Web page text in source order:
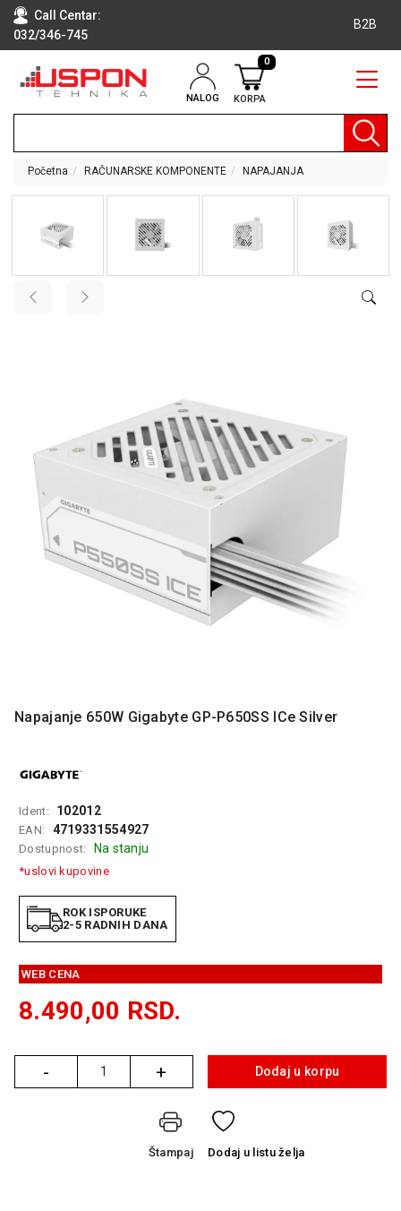
Call Centar:
032/346-745
B2B
NALOG KORPA
0
RAČUNARI
TEHNIKA
OPREMA
AUDIO,
VIDEO
DODATNA
OPREMA
MOBILNI I
FIKSNI
TELEFONI
RAČUNARSKE
KOMPONENTE
PERIFERIJE
GAMING
EELEKTRO
ZAŠTITA
SOLARNI
SISTEMI
OPREMA
ŠTAMPAČI,
FOTOAPARATI
Početna RAČUNARSKE KOMPONENTE NAPAJANJA
Napajanje 650W Gigabyte GP-P650SS ICe Silver
Ident: 102012
EAN: 4719331554927
Dostupnost: Na stanju
*uslovi kupovine
ROK ISPORUKE
2-5 RADNIH DANA
WEB CENA
8.490,00 RSD.
-
Količina + Dodaj u korpu
Štampaj Dodaj u listu želja